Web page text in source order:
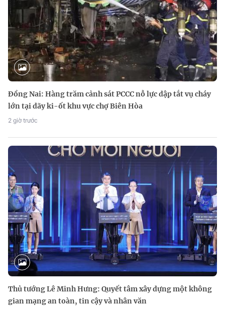
Đồng Nai: Hàng trăm cảnh sát PCCC nỗ lực dập tắt vụ cháy
lớn tại dãy ki-ốt khu vực chợ Biên Hòa
2 giờ trước
Thủ tướng Lê Minh Hưng: Quyết tâm xây dựng một không
gian mạng an toàn, tin cậy và nhân văn